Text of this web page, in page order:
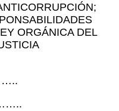
ORGÁNICA DEL